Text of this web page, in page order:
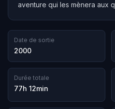
aventure qui les mènera aux
Date de sortie
2000
Durée totale
77h 12min